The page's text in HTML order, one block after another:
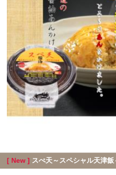
[ New ] スぺ天～スペシャル天津飯